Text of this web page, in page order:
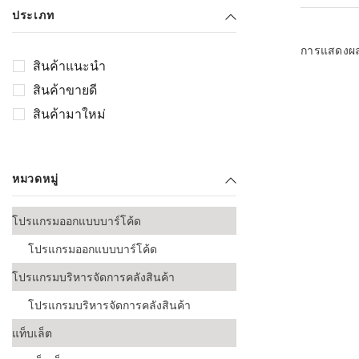
เลือกระบบ
ก่อนเริ่มติดตั้
ประเภท
สินค้าแนะนำ
สินค้าขายดี
สินค้ามาใหม่
หมวดหมู่
โปรแกรมออกแบบบาร์โค้ด
โปรแกรมออกแบบบาร์โค้ด
โปรแกรมบริหารจัดการคลังสินค้า
โปรแกรมบริหารจัดการคลังสินค้า
แท็บเล็ต
การแสดงผ